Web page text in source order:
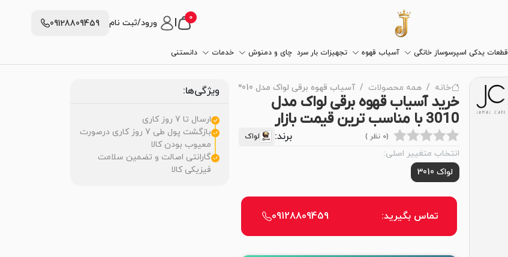
0 ورود/ثبت نام 09128809459
قطعات یدکی اسپرسوساز خانگی آسیاب قهوه تجهیزات بار سرد چای و دمنوش خدمات دانستنی
خانه همه محصولات آسیاب قهوه برقی لواک مدل 3010
خرید آسیاب قهوه برقی لواک مدل
3010 با مناسب ترین قیمت بازار
(0 نظر ) برند: لواک
انتخاب متغییر اصلی:
لواک 3010
تماس بگیرید: 09128809459
ویژگی‌ها:
ارسال تا 7 روز کاری
بازگشت پول طی 7 روز کاری درصورت
معیوب بودن کالا
گارانتی اصالت و تضمین سلامت
فیزیکی کالا